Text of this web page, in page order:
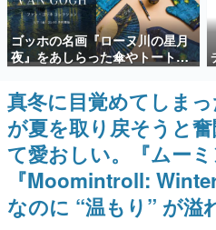
新世代に訊く
これからのデジタルゲ
の姿を追い、彼らのル
ゲーム世代の作家
ゲームに多大な影響を
日本のコンテンツ産業
画です。
日本モバイルゲー
日本のモバイルゲーム
ルを網羅するほか、開
解説を掲載。約20年の
ゴッホの名画『ローヌ川の星月
夜』をあしらった傘やトートバ
ッグなどが登場。8月7日21時よ
り2日間限定で予約販売
真冬に目覚めてしま
が夏を取り戻そうと
て愛おしい。『ムー
『Moomintroll:
なのに “温もり” が溢